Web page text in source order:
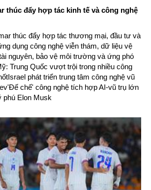
thúc đẩy hợp tác kinh tế và công nghệ
thúc đẩy hợp tác thương mại, đầu tư và
dụng công nghệ viễn thám, dữ liệu vệ
nguyên, bảo vệ môi trường và ứng phó
Trung Quốc vượt trội trong nhiều công
phát triển trung tâm công nghệ vũ
chế' công nghệ tích hợp AI-vũ trụ lớn
phú Elon Musk